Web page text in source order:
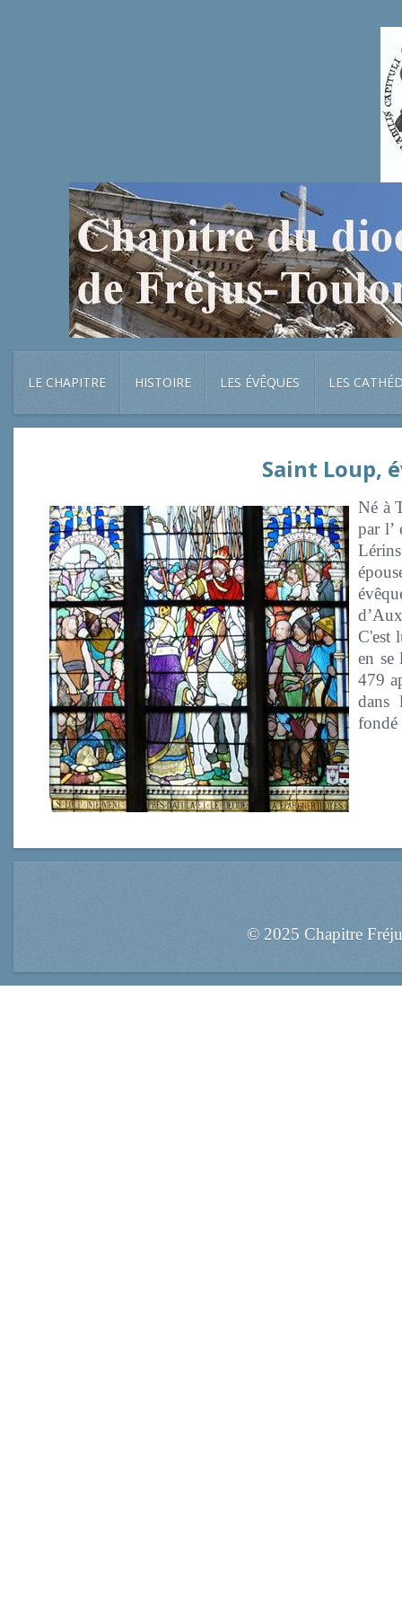
LE CHAPITRE HISTOIRE LES ÉVÊQUES LES
Saint Loup,
Né à
par l’
C'est
en se
479
dans
fondé
© 2025 Chapitre